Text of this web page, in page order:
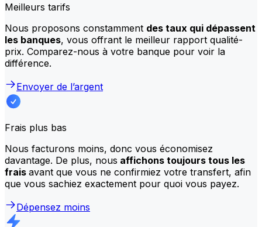
Meilleurs tarifs
Nous proposons constamment des taux qui dépassent
les banques, vous offrant le meilleur rapport qualité-
prix. Comparez-nous à votre banque pour voir la
différence.
Envoyer de l’argent
Frais plus bas
Nous facturons moins, donc vous économisez
davantage. De plus, nous affichons toujours tous les
frais avant que vous ne confirmiez votre transfert, afin
que vous sachiez exactement pour quoi vous payez.
Dépensez moins